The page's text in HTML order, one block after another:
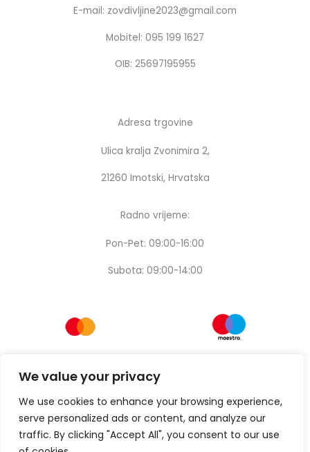
We value your privacy
We use cookies to enhance your browsing experience,
serve personalized ads or content, and analyze our
traffic. By clicking "Accept All", you consent to our use
o
k
r
a
m
E-mail: zovdivljine2023@gmail.com
Mobitel: 095 199 1627
OIB: 25697195955
Adresa trgovine
Ulica kralja Zvonimira 2,
21260 Imotski, Hrvatska
Radno vrijeme:
Pon-Pet: 09:00-16:00
Subota: 09:00-14:00